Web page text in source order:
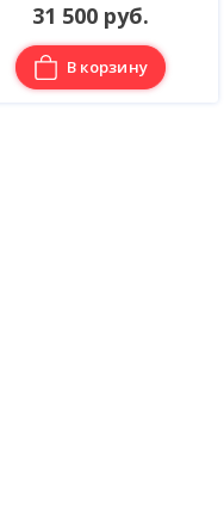
31 500 руб.
В корзину